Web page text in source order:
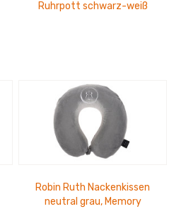
Ruhrpott schwarz-weiß
Robin Ruth Nackenkissen
neutral grau, Memory